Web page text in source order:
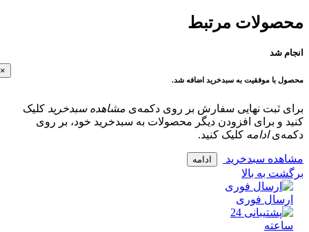
مرتبط
شد
با موفقیت به سبدخرید اضافه شد.
ثبت نهایی سفارش بر روی دکمه‌یمشاهده سبدخریدکلیک
و برای افزودن دیگر محصولات به سبدخرید خود، بر روی
ادامهکلیک کنید.
سبدخرید ادامه
به بالا
فوری